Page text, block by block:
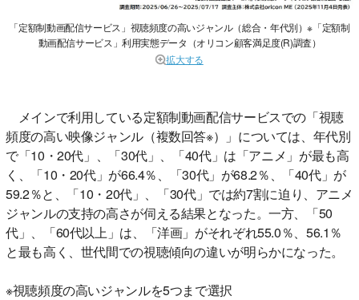
「定額制動画配信サービス」視聴頻度の高いジャンル（総合・年代別）※「定額制
動画配信サービス」利用実態データ（オリコン顧客満足度(R)調査）
拡大する
メインで利用している定額制動画配信サービスでの「視聴
頻度の高い映像ジャンル（複数回答※）」については、年代別
で「10・20代」、「30代」、「40代」は「アニメ」が最も高
く、「10・20代」が66.4％、「30代」が68.2％、「40代」が
59.2％と、「10・20代」、「30代」では約7割に迫り、アニメ
ジャンルの支持の高さが伺える結果となった。一方、「50
代」、「60代以上」は、「洋画」がそれぞれ55.0％、56.1％
と最も高く、世代間での視聴傾向の違いが明らかになった。
※視聴頻度の高いジャンルを5つまで選択